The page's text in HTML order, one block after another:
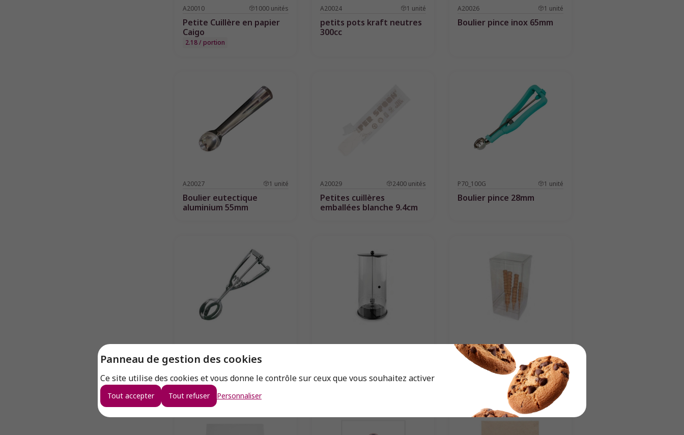
Panneau de gestion des cookies
Ce site utilise des cookies et vous donne le contrôle sur ceux que vous souhaitez activer
Tout accepter Tout refuser Personnaliser
A20010 1000 unités
Petite Cuillère en papier
Caigo
2.18 / portion
A20024 1 unité
petits pots kraft neutres
300cc
A20026 1 unité
Boulier pince inox 65mm
A20027 1 unité
Boulier eutectique
aluminium 55mm
A20029 2400 unités
Petites cuillères
emballées blanche 9.4cm
P70_100G 1 unité
Boulier pince 28mm
Pince quenelle - oval
P258
Porte cornet cubique
60x30x30cm